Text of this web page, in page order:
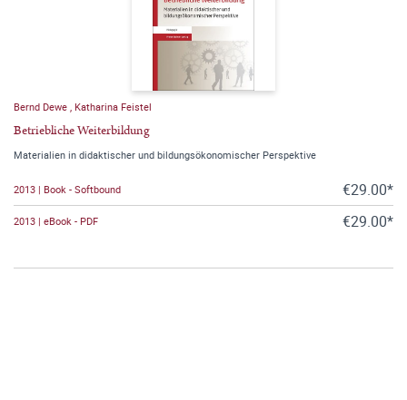
Bernd Dewe Katharina Feistel
Betriebliche Weiterbildung
Materialien in didaktischer und bildungsökonomischer Perspektive
2013 | Book - Softbound €29.00*
2013 | eBook - PDF €29.00*